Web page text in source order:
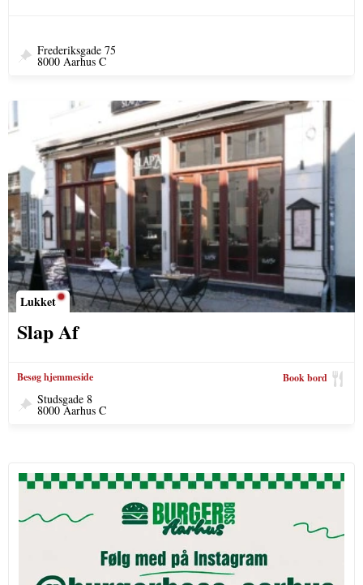
Frederiksgade 75
8000 Aarhus C
Lukket
Slap Af
Besøg hjemmeside Book bord
Studsgade 8
8000 Aarhus C